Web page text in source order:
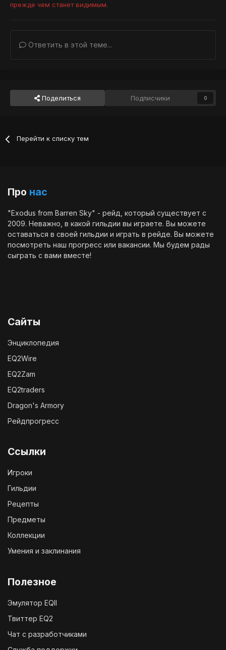
прежде чем станет видимым.
Ответить в этой теме...
Поделиться Подписчики 0
Перейти к списку тем
Про нас
"Exodus from Barren Sky" - рейд, который существует с
2009. Неважно, в какой гильдии вы играете. Вы можете
оставаться в своей гильдии и играть в рейде. Вы можете
посмотреть наш прогресс или вакансии. Мы будем рады
сыграть с вами вместе!
Сайты
Энциклопедия
EQ2Wire
EQ2Zam
EQ2traders
Dragon's Armory
Рейдпрогресс
Ссылки
Игроки
Гильдии
Рецепты
Предметы
Коллекции
Умения и заклинания
Полезное
Эмулятор EQII
Твиттер EQ2
Чат с разработчиками